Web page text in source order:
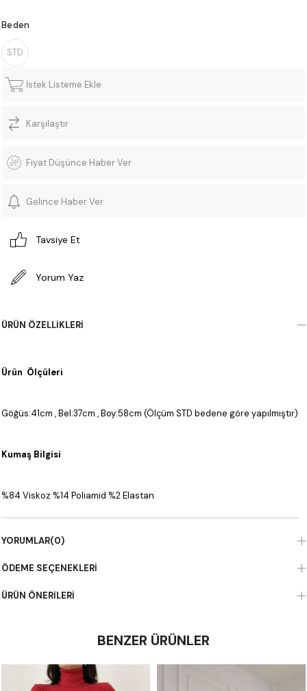
Beden
STD
İstek Listeme Ekle
Karşılaştır
Fiyat Düşünce Haber Ver
Gelince Haber Ver
Tavsiye Et
Yorum Yaz
ÜRÜN ÖZELLIKLERI
Ürün Ölçüleri
Göğüs:41cm , Bel:37cm , Boy:58cm (Ölçüm STD bedene göre yapılmıştır)
Kumaş Bilgisi
%84 Viskoz %14 Poliamid %2 Elastan
YORUMLAR(0)
ÖDEME SEÇENEKLERI
ÜRÜN ÖNERILERI
BENZER ÜRÜNLER